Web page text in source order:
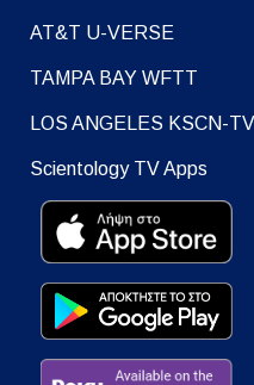
AT&T U-VERSE
TAMPA BAY WFTT
LOS ANGELES KSCN-TV
Scientology TV Apps